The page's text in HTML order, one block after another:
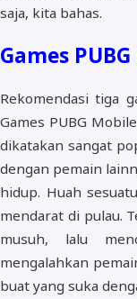
saja, kita bahas.
Games
Rekomendasi tiga
Games PUBG
dikatakan sangat
dengan pemain
hidup. Huah
mendarat di pulau.
musuh, lalu
mengalahkan
buat yang suka